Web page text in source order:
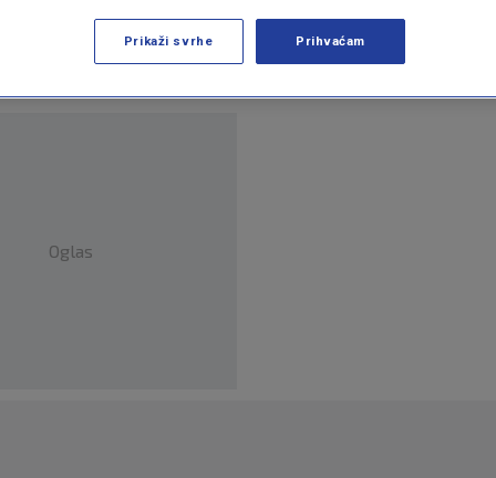
mnogo "nepredvidljivijeg" svjetskog
agencija AIVD.Pročitaj više
Oglas
Prikaži svrhe Prihvaćam